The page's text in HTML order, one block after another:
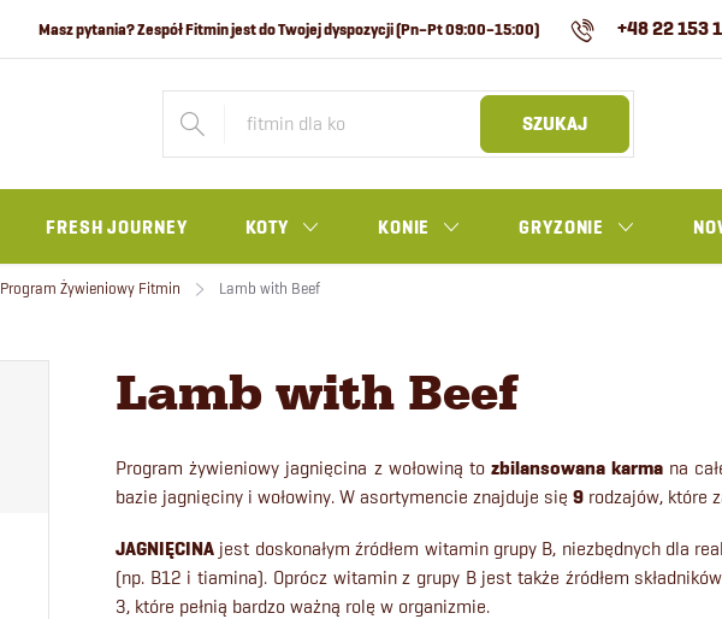
+48 22 153
SZUKAJ
FRESH JOURNEY KOTY KONIE GRYZONIE
Program Żywieniowy Fitmin Lamb with Beef
Lamb with Beef
Program żywieniowy jagnięcina z wołowiną tozbilansowana karmana
bazie jagnięciny i wołowiny. W asortymencie znajduje się 9 rodzajów, które
JAGNIĘCINA jest doskonałym źródłem witamin grupy B, niezbędnych dla
(np. B12 i tiamina). Oprócz witamin z grupy B jest także źródłem
3, które pełnią bardzo ważną rolę w organizmie.